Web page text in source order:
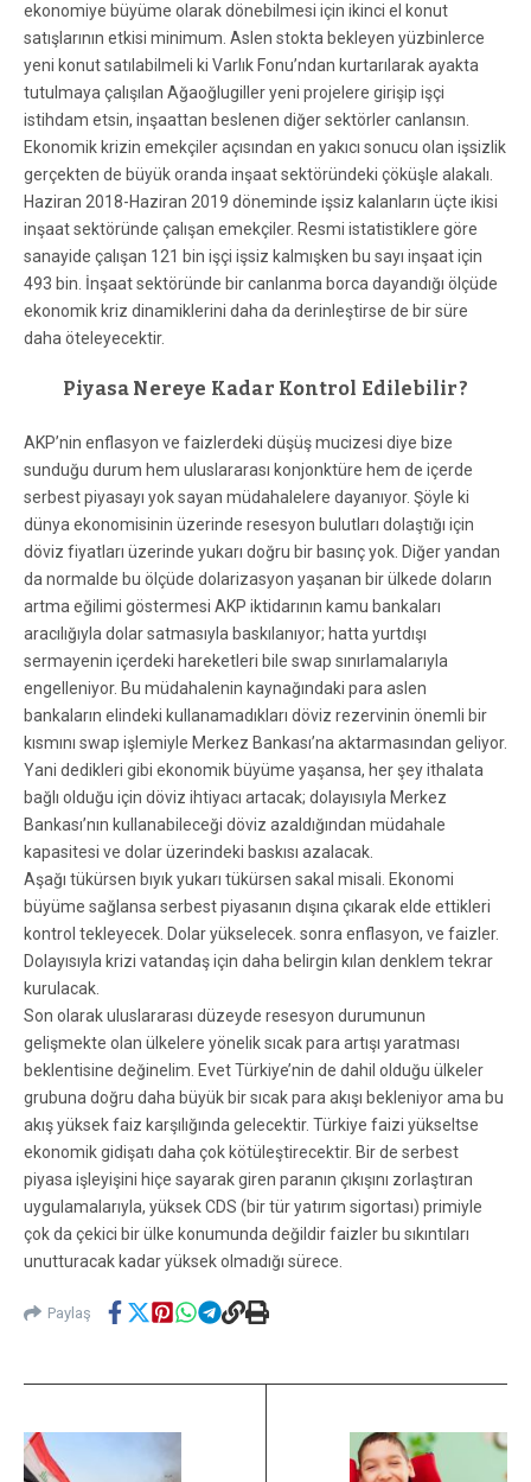
ekonomiye büyüme olarak dönebilmesi için ikinci el konut
satışlarının etkisi minimum. Aslen stokta bekleyen yüzbinlerce
yeni konut satılabilmeli ki Varlık Fonu’ndan kurtarılarak ayakta
tutulmaya çalışılan Ağaoğlugiller yeni projelere girişip işçi
istihdam etsin, inşaattan beslenen diğer sektörler canlansın.
Ekonomik krizin emekçiler açısından en yakıcı sonucu olan işsizlik
gerçekten de büyük oranda inşaat sektöründeki çöküşle alakalı.
Haziran 2018-Haziran 2019 döneminde işsiz kalanların üçte ikisi
inşaat sektöründe çalışan emekçiler. Resmi istatistiklere göre
sanayide çalışan 121 bin işçi işsiz kalmışken bu sayı inşaat için
493 bin. İnşaat sektöründe bir canlanma borca dayandığı ölçüde
ekonomik kriz dinamiklerini daha da derinleştirse de bir süre
daha öteleyecektir.
Piyasa Nereye Kadar Kontrol Edilebilir?
AKP’nin enflasyon ve faizlerdeki düşüş mucizesi diye bize
sunduğu durum hem uluslararası konjonktüre hem de içerde
serbest piyasayı yok sayan müdahalelere dayanıyor. Şöyle ki
dünya ekonomisinin üzerinde resesyon bulutları dolaştığı için
döviz fiyatları üzerinde yukarı doğru bir basınç yok. Diğer yandan
da normalde bu ölçüde dolarizasyon yaşanan bir ülkede doların
artma eğilimi göstermesi AKP iktidarının kamu bankaları
aracılığıyla dolar satmasıyla baskılanıyor; hatta yurtdışı
sermayenin içerdeki hareketleri bile swap sınırlamalarıyla
engelleniyor. Bu müdahalenin kaynağındaki para aslen
bankaların elindeki kullanamadıkları döviz rezervinin önemli bir
kısmını swap işlemiyle Merkez Bankası’na aktarmasından geliyor.
Yani dedikleri gibi ekonomik büyüme yaşansa, her şey ithalata
bağlı olduğu için döviz ihtiyacı artacak; dolayısıyla Merkez
Bankası’nın kullanabileceği döviz azaldığından müdahale
kapasitesi ve dolar üzerindeki baskısı azalacak.
Aşağı tükürsen bıyık yukarı tükürsen sakal misali. Ekonomi
büyüme sağlansa serbest piyasanın dışına çıkarak elde ettikleri
kontrol tekleyecek. Dolar yükselecek. sonra enflasyon, ve faizler.
Dolayısıyla krizi vatandaş için daha belirgin kılan denklem tekrar
kurulacak.
Son olarak uluslararası düzeyde resesyon durumunun
gelişmekte olan ülkelere yönelik sıcak para artışı yaratması
beklentisine değinelim. Evet Türkiye’nin de dahil olduğu ülkeler
grubuna doğru daha büyük bir sıcak para akışı bekleniyor ama bu
akış yüksek faiz karşılığında gelecektir. Türkiye faizi yükseltse
ekonomik gidişatı daha çok kötüleştirecektir. Bir de serbest
piyasa işleyişini hiçe sayarak giren paranın çıkışını zorlaştıran
uygulamalarıyla, yüksek CDS (bir tür yatırım sigortası) primiyle
çok da çekici bir ülke konumunda değildir faizler bu sıkıntıları
unutturacak kadar yüksek olmadığı sürece.
Paylaş